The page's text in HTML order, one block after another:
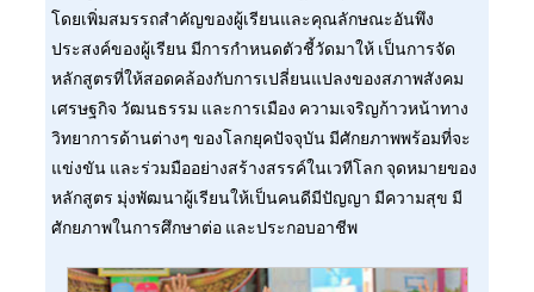
โดยเพิ่มสมรรถสำคัญของผู้เรียนและคุณลักษณะอันพึง
ประสงค์ของผู้เรียน มีการกำหนดตัวชี้วัดมาให้ เป็นการจัด
หลักสูตรที่ให้สอดคล้องกับการเปลี่ยนแปลงของสภาพสังคม
เศรษฐกิจ วัฒนธรรม และการเมือง ความเจริญก้าวหน้าทาง
วิทยาการด้านต่างๆ ของโลกยุคปัจจุบัน มีศักยภาพพร้อมที่จะ
แข่งขัน และร่วมมืออย่างสร้างสรรค์ในเวทีโลก จุดหมายของ
หลักสูตร มุ่งพัฒนาผู้เรียนให้เป็นคนดีมีปัญญา มีความสุข มี
ศักยภาพในการศึกษาต่อ และประกอบอาชีพ